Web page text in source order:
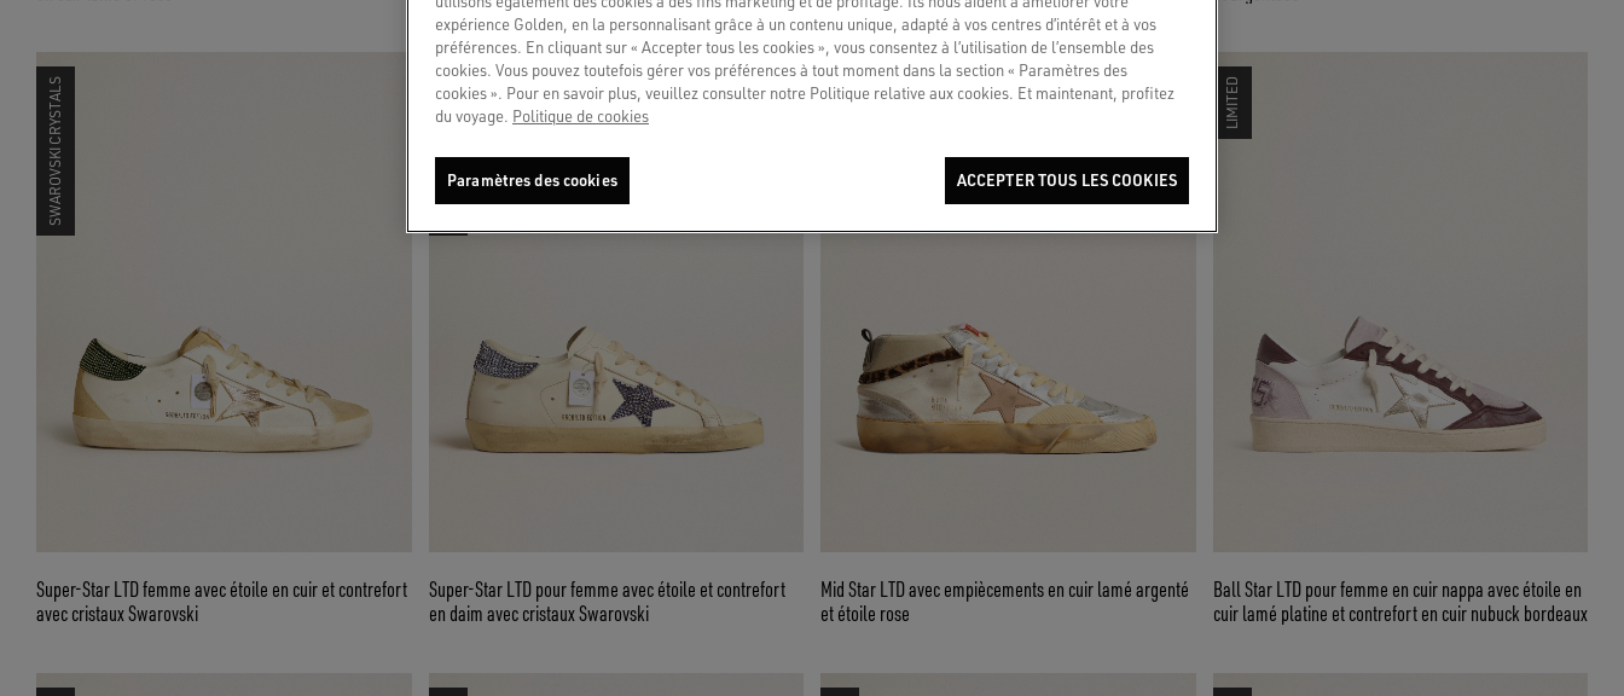
SWAROVSKI CRYSTALS
Super-Star LTD femme avec étoile en cuir et contrefort
avec cristaux Swarovski
SWAROVSKI CRYSTALS
Super-Star LTD pour femme avec étoile et contrefort
en daim avec cristaux Swarovski
LIMITED
Mid Star LTD avec empiècements en cuir lamé argenté
et étoile rose
LIMITED
Ball Star LTD pour femme en cuir nappa avec étoile en
cuir lamé platine et contrefort en cuir nubuck bordeaux
expérience Golden, en la personnalisant grâce à un contenu unique, adapté à vos centres d’intérêt et à vos
préférences. En cliquant sur « Accepter tous les cookies », vous consentez à l’utilisation de l’ensemble des
cookies. Vous pouvez toutefois gérer vos préférences à tout moment dans la section « Paramètres des
cookies ». Pour en savoir plus, veuillez consulter notre Politique relative aux cookies. Et maintenant, profitez
du voyage. Politique de cookies
Paramètres des cookies ACCEPTER TOUS LES COOKIES